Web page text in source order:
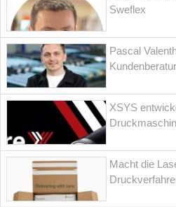
Sweflex
Pascal
XSYS
Macht die